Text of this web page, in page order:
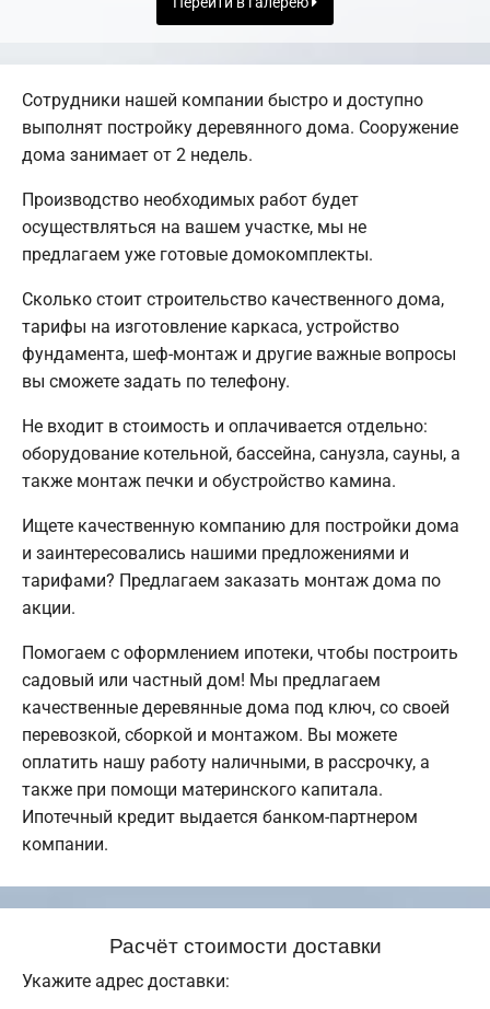
Сотрудники нашей компании быстро и доступно
выполнят постройку деревянного дома. Сооружение
дома занимает от 2 недель.
Производство необходимых работ будет
осуществляться на вашем участке, мы не
предлагаем уже готовые домокомплекты.
Сколько стоит строительство качественного дома,
тарифы на изготовление каркаса, устройство
фундамента, шеф-монтаж и другие важные вопросы
вы сможете задать по телефону.
Не входит в стоимость и оплачивается отдельно:
оборудование котельной, бассейна, санузла, сауны, а
также монтаж печки и обустройство камина.
Ищете качественную компанию для постройки дома
и заинтересовались нашими предложениями и
тарифами? Предлагаем заказать монтаж дома по
акции.
Помогаем с оформлением ипотеки, чтобы построить
садовый или частный дом! Мы предлагаем
качественные деревянные дома под ключ, со своей
перевозкой, сборкой и монтажом. Вы можете
оплатить нашу работу наличными, в рассрочку, а
также при помощи материнского капитала.
Ипотечный кредит выдается банком-партнером
компании.
Расчёт стоимости доставки
Укажите адрес доставки: